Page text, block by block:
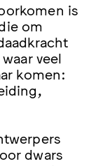
is
om
veel
komen:
dwars